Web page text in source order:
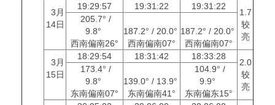
3月
14日
19:29:57 19:31:22 19:31:22
1.7
较
亮
205.7° /
9.8°
西南偏南26°
187.2° / 20.0°
西南偏南07°
187.2° / 20.0°
西南偏南07°
3月
15日
18:29:54 18:31:42 18:33:28
2.0
较
亮
173.4° /
9.8°
东南偏南07°
139.0° / 13.9°
东南偏南41°
104.9° /
9.9°
东南偏东15°